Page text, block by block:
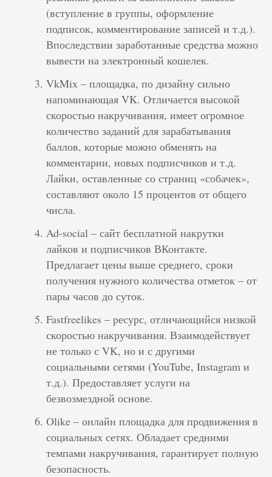
(вступление в группы, оформление
подписок, комментирование записей и т.д.).
Впоследствии заработанные средства можно
вывести на электронный кошелек.
VkMix – площадка, по дизайну сильно
напоминающая VK. Отличается высокой
скоростью накручивания, имеет огромное
количество заданий для зарабатывания
баллов, которые можно обменять на
комментарии, новых подписчиков и т.д.
Лайки, оставленные со страниц «собачек»,
составляют около 15 процентов от общего
числа.
Ad-social – сайт бесплатной накрутки
лайков и подписчиков ВКонтакте.
Предлагает цены выше среднего, сроки
получения нужного количества отметок – от
пары часов до суток.
Fastfreelikes – ресурс, отличающийся низкой
скоростью накручивания. Взаимодействует
не только с VK, но и с другими
социальными сетями (YouTube, Instagram и
т.д.). Предоставляет услуги на
безвозмездной основе.
Olike – онлайн площадка для продвижения в
социальных сетях. Обладает средними
темпами накручивания, гарантирует полную
безопасность.